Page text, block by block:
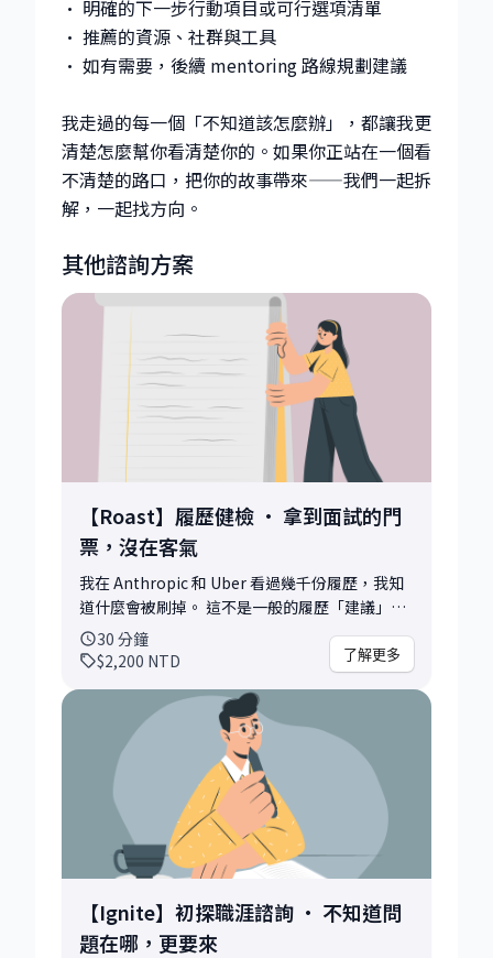
• 明確的下一步行動項目或可行選項清單
• 推薦的資源、社群與工具
• 如有需要，後續 mentoring 路線規劃建議
我走過的每一個「不知道該怎麼辦」，都讓我更
清楚怎麼幫你看清楚你的。如果你正站在一個看
不清楚的路口，把你的故事帶來——我們一起拆
解，一起找方向。
其他諮詢方案
【Roast】履歷健檢 · 拿到面試的門
票，沒在客氣
我在 Anthropic 和 Uber 看過幾千份履歷，我知
道什麼會被刷掉。 這不是一般的履歷「建議」🎯
這是一場直接、不 sugar coating 的 1 對 1 對
話。我會用 Uber、Anthropic 等頂尖科技公司
hiring manager 的視角，直說你的履歷真正的
／產業方向。我會提前審閱，會談中直接切入重
點，不浪費你的時間。 我會幫你看的面向： 1) 整
體架構與資訊排序，hiring manager 3 秒內能不
能看懂你是誰 2) 關鍵成就有沒有被有效凸顯，還
是埋在一堆日常職責裡 3) 敘述有沒有數據、行
動、成果，impact-oriented 還是 task-
oriented 4) 有沒有多餘的雜訊拖累你的重點 5)
有沒有對應目標職位的關鍵字，ATS 能不能篩到
你 特別適合： - 履歷投了一堆，面試邀約卻很少
的人 - 正在轉職、跨領域，不確定怎麼包裝非線
30 分鐘
$2,200 NTD 了解更多
【Ignite】初探職涯諮詢 · 不知道問
題在哪，更要來